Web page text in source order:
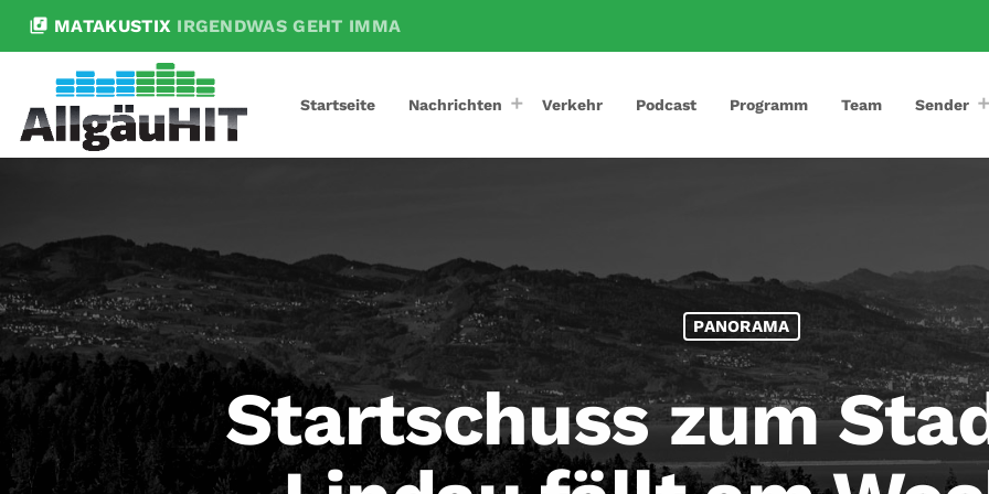
library_music MATAKUSTIX IRGENDWAS GEHT IMMA
Startseite Nachrichten Verkehr Podcast Programm Team Sender
PANORAMA
Startschuss zum